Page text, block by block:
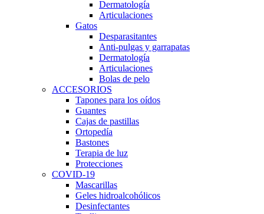
Dermatología
Articulaciones
Gatos
Desparasitantes
Anti-pulgas y garrapatas
Dermatología
Articulaciones
Bolas de pelo
ACCESORIOS
Tapones para los oídos
Guantes
Cajas de pastillas
Ortopedía
Bastones
Terapia de luz
Protecciones
COVID-19
Mascarillas
Geles hidroalcohólicos
Desinfectantes